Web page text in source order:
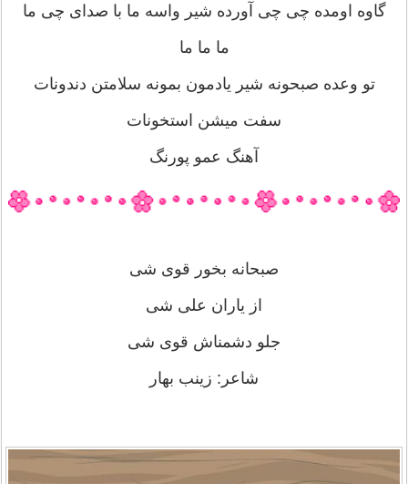
گاوه اومده چی چی آورده شیر واسه ما با صدای چی ما
ما ما ما
تو وعده صبحونه شیر یادمون بمونه سلامتن دندونات
سفت میشن استخونات
آهنگ عمو پورنگ
صبحانه بخور قوی شی
از یاران علی شی
جلو دشمناش قوی شی
شاعر: زینب بهار